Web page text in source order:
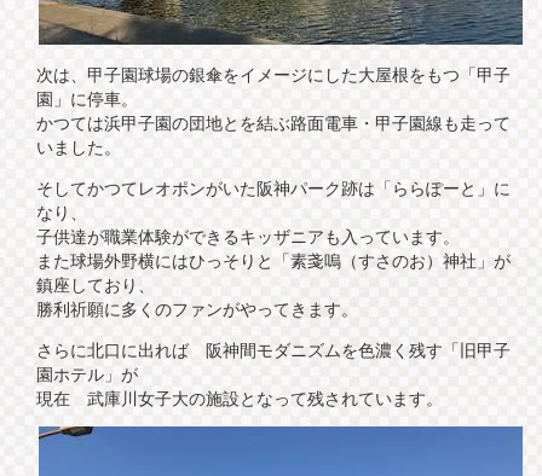
次は、甲子園球場の銀傘をイメージにした大屋根をもつ「甲子
園」に停車。
かつては浜甲子園の団地とを結ぶ路面電車・甲子園線も走って
いました。
そしてかつてレオポンがいた阪神パーク跡は「ららぽーと」に
なり、
子供達が職業体験ができるキッザニアも入っています。
また球場外野横にはひっそりと「素戔嗚（すさのお）神社」が
鎮座しており、
勝利祈願に多くのファンがやってきます。
さらに北口に出れば 阪神間モダニズムを色濃く残す「旧甲子
園ホテル」が
現在 武庫川女子大の施設となって残されています。